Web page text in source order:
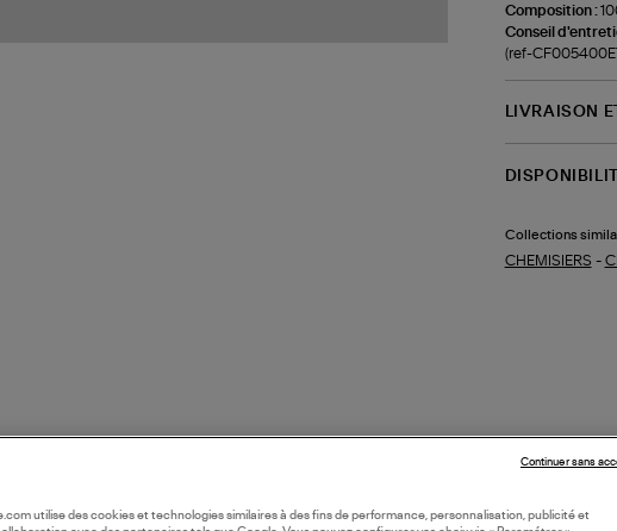
Composition :
Conseil
(ref-
LIVRAISON
Collections
CHEMISIERS -
utilise des cookies et technologies similaires à des fins de performance, personnalisation, publicité et
Continuer sans